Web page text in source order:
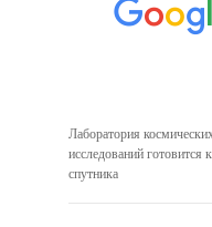
Лаборатория
исследований готовится
спутника